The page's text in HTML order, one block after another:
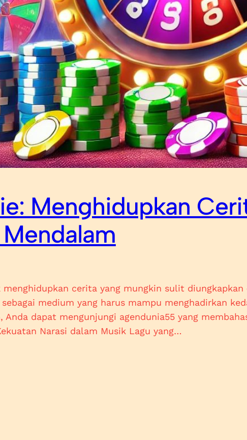
Menghidupkan
cerita yang mungkin sulit
medium yang harus mampu menghadirkan
dapat mengunjungi agendunia55 yang
Narasi dalam Musik Lagu yang…